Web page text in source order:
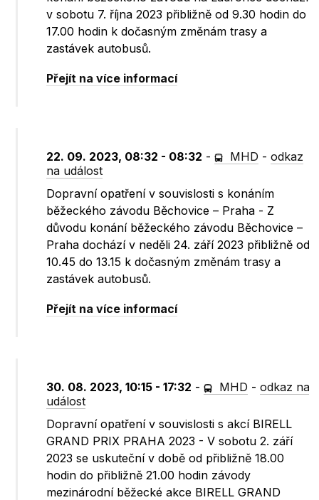
v sobotu 7. října 2023 přibližně od 9.30 hodin do
17.00 hodin k dočasným změnám trasy a
zastávek autobusů.
Přejít na více informací
22. 09. 2023, 08:32 - 08:32 - MHD -odkaz
na událost
Dopravní opatření v souvislosti s konáním
běžeckého závodu Běchovice – Praha - Z
důvodu konání běžeckého závodu Běchovice –
Praha dochází v neděli 24. září 2023 přibližně od
10.45 do 13.15 k dočasným změnám trasy a
zastávek autobusů.
Přejít na více informací
30. 08. 2023, 10:15 - 17:32 - MHD -odkaz na
událost
Dopravní opatření v souvislosti s akcí BIRELL
GRAND PRIX PRAHA 2023 - V sobotu 2. září
2023 se uskuteční v době od přibližně 18.00
hodin do přibližně 21.00 hodin závody
mezinárodní běžecké akce BIRELL GRAND